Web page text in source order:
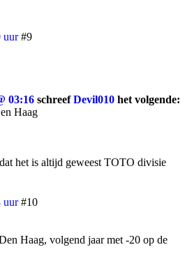
uur #9
03:16 schreefDevil010 het volgende:
Haag
het is altijd geweest TOTO divisie
uur #10
Haag, volgend jaar met -20 op de